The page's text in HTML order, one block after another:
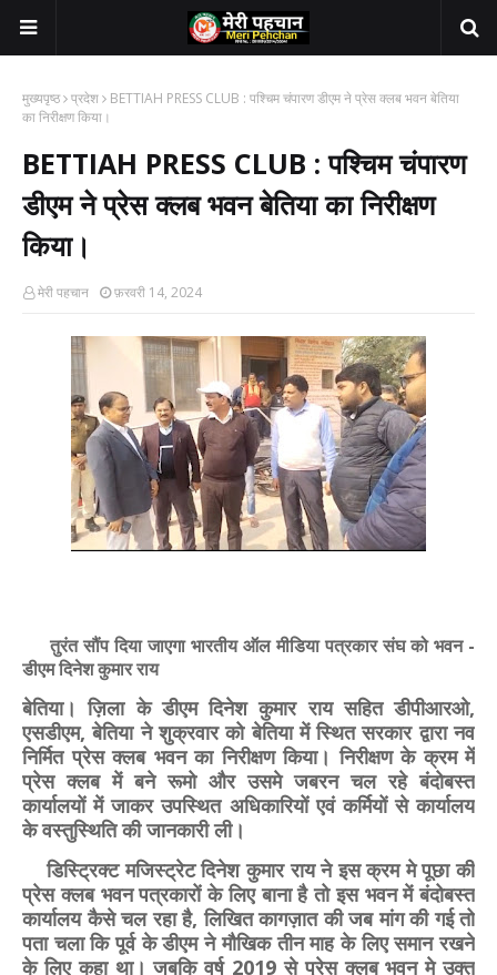
मुख्यपृष्ठ प्रदेश
BETTIAH PRESS CLUB : पश्चिम चंपारण डीएम ने प्रेस क्लब भवन बेतिया
का निरीक्षण किया।
BETTIAH PRESS CLUB : पश्चिम चंपारण
डीएम ने प्रेस क्लब भवन बेतिया का निरीक्षण
किया।
मेरी पहचान फ़रवरी 14, 2024
तुरंत सौंप दिया जाएगा भारतीय ऑल मीडिया पत्रकार संघ को भवन -
डीएम दिनेश कुमार राय
बेतिया। ज़िला के डीएम दिनेश कुमार राय सहित डीपीआरओ,
एसडीएम, बेतिया ने शुक्रवार को बेतिया में स्थित सरकार द्वारा नव
निर्मित प्रेस क्लब भवन का निरीक्षण किया। निरीक्षण के क्रम में
प्रेस क्लब में बने रूमो और उसमे जबरन चल रहे बंदोबस्त
कार्यालयों में जाकर उपस्थित अधिकारियों एवं कर्मियों से कार्यालय
के वस्तुस्थिति की जानकारी ली।
डिस्ट्रिक्ट मजिस्ट्रेट दिनेश कुमार राय ने इस क्रम मे पूछा की
प्रेस क्लब भवन पत्रकारों के लिए बाना है तो इस भवन में बंदोबस्त
कार्यालय कैसे चल रहा है, लिखित कागज़ात की जब मांग की गई तो
पता चला कि पूर्व के डीएम ने मौखिक तीन माह के लिए समान रखने
के लिए कहा था। जबकि वर्ष 2019 से प्रेस क्लब भवन मे उक्त